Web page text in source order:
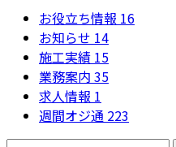
お役立ち情報 16
お知らせ 14
施工実績 15
業務案内 35
求人情報 1
週間オジ通 223